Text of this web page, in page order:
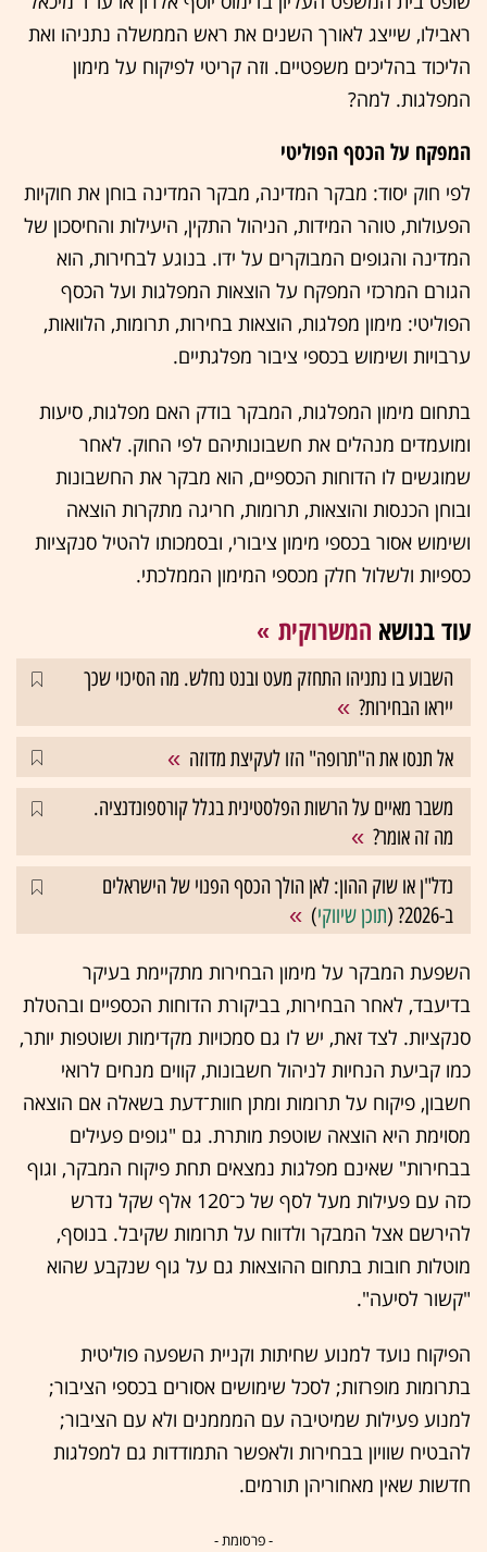
ראבילו, שייצג לאורך השנים את ראש הממשלה נתניהו ואת
הליכוד בהליכים משפטיים. וזה קריטי לפיקוח על מימון
המפלגות. למה?
המפקח על הכסף הפוליטי
לפי חוק יסוד: מבקר המדינה, מבקר המדינה בוחן את חוקיות
הפעולות, טוהר המידות, הניהול התקין, היעילות והחיסכון של
המדינה והגופים המבוקרים על ידו. בנוגע לבחירות, הוא
הגורם המרכזי המפקח על הוצאות המפלגות ועל הכסף
הפוליטי: מימון מפלגות, הוצאות בחירות, תרומות, הלוואות,
ערבויות ושימוש בכספי ציבור מפלגתיים.
בתחום מימון המפלגות, המבקר בודק האם מפלגות, סיעות
ומועמדים מנהלים את חשבונותיהם לפי החוק. לאחר
שמוגשים לו הדוחות הכספיים, הוא מבקר את החשבונות
ובוחן הכנסות והוצאות, תרומות, חריגה מתקרות הוצאה
ושימוש אסור בכספי מימון ציבורי, ובסמכותו להטיל סנקציות
כספיות ולשלול חלק מכספי המימון הממלכתי.
עוד בנושא המשרוקית
השבוע בו נתניהו התחזק מעט ובנט נחלש. מה הסיכוי שכך
ייראו הבחירות?
אל תנסו את ה"תרופה" הזו לעקיצת מדוזה
משבר מאיים על הרשות הפלסטינית בגלל קורספונדנציה.
מה זה אומר?
נדל"ן או שוק ההון: לאן הולך הכסף הפנוי של הישראלים
ב-2026? (
תוכן שיווקי)
השפעת המבקר על מימון הבחירות מתקיימת בעיקר
בדיעבד, לאחר הבחירות, בביקורת הדוחות הכספיים ובהטלת
סנקציות. לצד זאת, יש לו גם סמכויות מקדימות ושוטפות יותר,
כמו קביעת הנחיות לניהול חשבונות, קווים מנחים לרואי
חשבון, פיקוח על תרומות ומתן חוות־דעת בשאלה אם הוצאה
מסוימת היא הוצאה שוטפת מותרת. גם "גופים פעילים
בבחירות" שאינם מפלגות נמצאים תחת פיקוח המבקר, וגוף
כזה עם פעילות מעל לסף של כ־120 אלף שקל נדרש
להירשם אצל המבקר ולדווח על תרומות שקיבל. בנוסף,
מוטלות חובות בתחום ההוצאות גם על גוף שנקבע שהוא
"קשור לסיעה".
הפיקוח נועד למנוע שחיתות וקניית השפעה פוליטית
בתרומות מופרזות; לסכל שימושים אסורים בכספי הציבור;
למנוע פעילות שמיטיבה עם המממנים ולא עם הציבור;
להבטיח שוויון בבחירות ולאפשר התמודדות גם למפלגות
חדשות שאין מאחוריהן תורמים.
- פרסומת -